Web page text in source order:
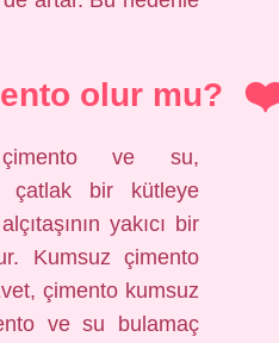
olur mu?
ve su,
çatlak bir kütleye
yakıcı bir
Kumsuz çimento
çimento kumsuz
ve su bulamaç